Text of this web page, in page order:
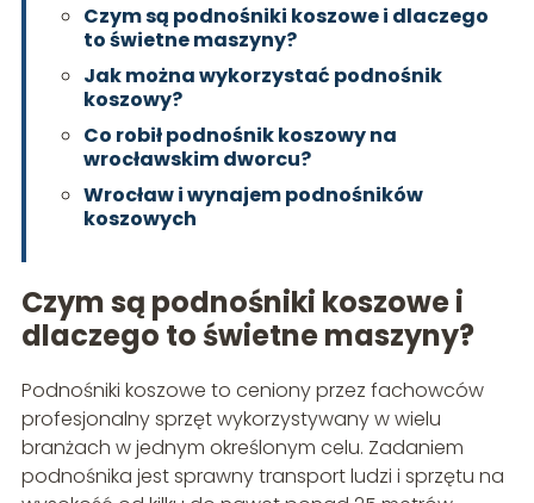
Czym są podnośniki koszowe i dlaczego
to świetne maszyny?
Jak można wykorzystać podnośnik
koszowy?
Co robił podnośnik koszowy na
wrocławskim dworcu?
Wrocław i wynajem podnośników
koszowych
Czym są podnośniki koszowe i
dlaczego to świetne maszyny?
Podnośniki koszowe to ceniony przez fachowców
profesjonalny sprzęt wykorzystywany w wielu
branżach w jednym określonym celu. Zadaniem
podnośnika jest sprawny transport ludzi i sprzętu na